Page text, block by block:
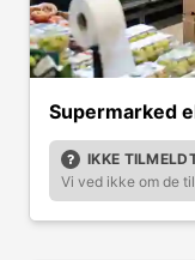
Supermarked
IKKE
Vi ved ikke om de